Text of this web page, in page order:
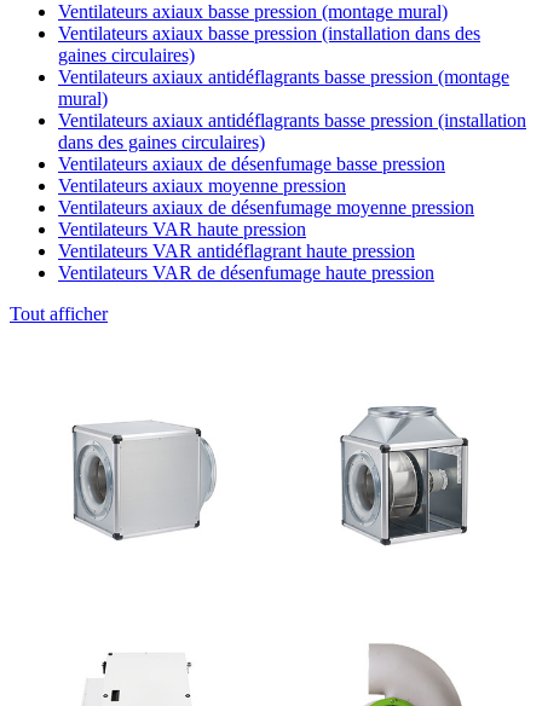
Ventilateurs axiaux basse pression (montage mural)
Ventilateurs axiaux basse pression (installation dans des
gaines circulaires)
Ventilateurs axiaux antidéflagrants basse pression (montage
mural)
Ventilateurs axiaux antidéflagrants basse pression (installation
dans des gaines circulaires)
Ventilateurs axiaux de désenfumage basse pression
Ventilateurs axiaux moyenne pression
Ventilateurs axiaux de désenfumage moyenne pression
Ventilateurs VAR haute pression
Ventilateurs VAR antidéflagrant haute pression
Ventilateurs VAR de désenfumage haute pression
Tout afficher